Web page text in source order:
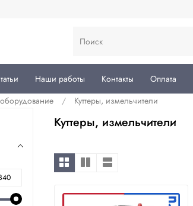
Наши работы Контакты Оплата
Куттеры, измельчители
Куттеры, измельчители